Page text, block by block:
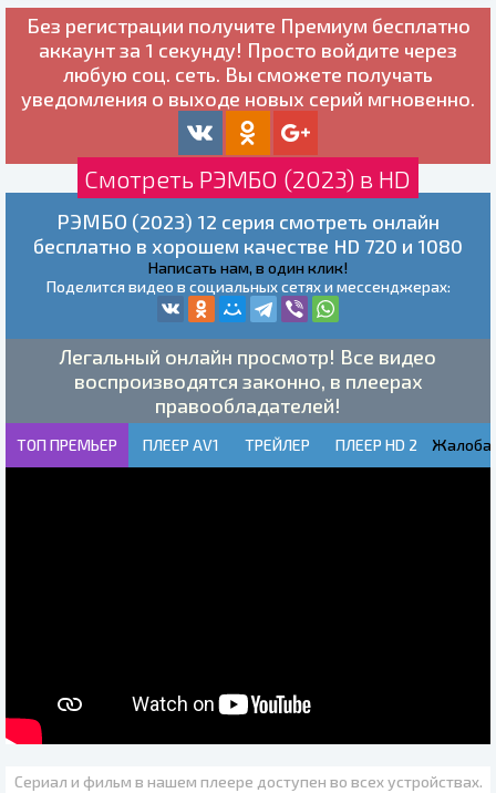
Без регистрации получите Премиум бесплатно
аккаунт за 1 секунду! Просто войдите через
любую соц. сеть. Вы сможете получать
уведомления о выходе новых серий мгновенно.
Смотреть РЭМБО (2023) в HD
РЭМБО (2023) 12 серия смотреть онлайн
бесплатно в хорошем качестве HD 720 и 1080
Написать нам, в один клик!
Поделится видео в социальных сетях и мессенджерах:
Легальный онлайн просмотр! Все видео
воспроизводятся законно, в плеерах
правообладателей!
ТОП ПРЕМЬЕР ПЛЕЕР AV1 ТРЕЙЛЕР ПЛЕЕР HD 2 Жалоба!
Сериал и фильм в нашем плеере доступен во всех устройствах.